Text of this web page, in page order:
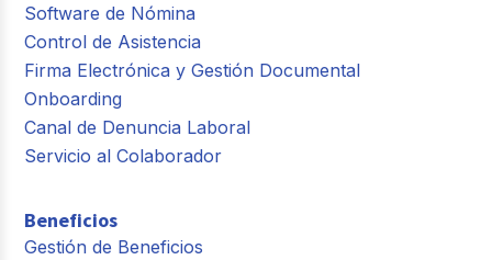
Software de Nómina
Control de Asistencia
Firma Electrónica y Gestión Documental
Onboarding
Canal de Denuncia Laboral
Servicio al Colaborador
Beneficios
Gestión de Beneficios